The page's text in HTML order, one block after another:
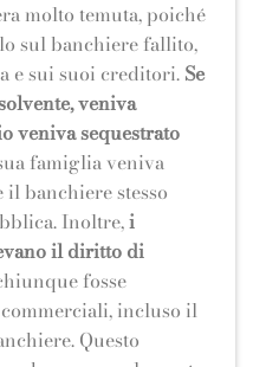
molto temuta, poiché
sul banchiere fallito,
e sui suoi creditori. Se
veniva
veniva sequestrato
famiglia veniva
il banchiere stesso
Inoltre,i
il diritto di
fosse
incluso il
Questo